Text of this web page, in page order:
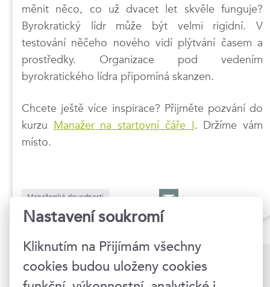
měnit něco, co už dvacet let skvěle funguje?
Byrokratický lídr může být velmi rigidní. V
testování něčeho nového vidí plýtvání časem a
prostředky. Organizace pod vedením
byrokratického lídra připomíná skanzen.
Chcete ještě více inspirace? Přijměte pozvání do
kurzu Manažer na startovní čáře I. Držíme vám
místo.
Manažerské dovednosti
Kurzy na toto téma
Nastavení soukromí
Kliknutím na Přijímám všechny
cookies budou uloženy cookies